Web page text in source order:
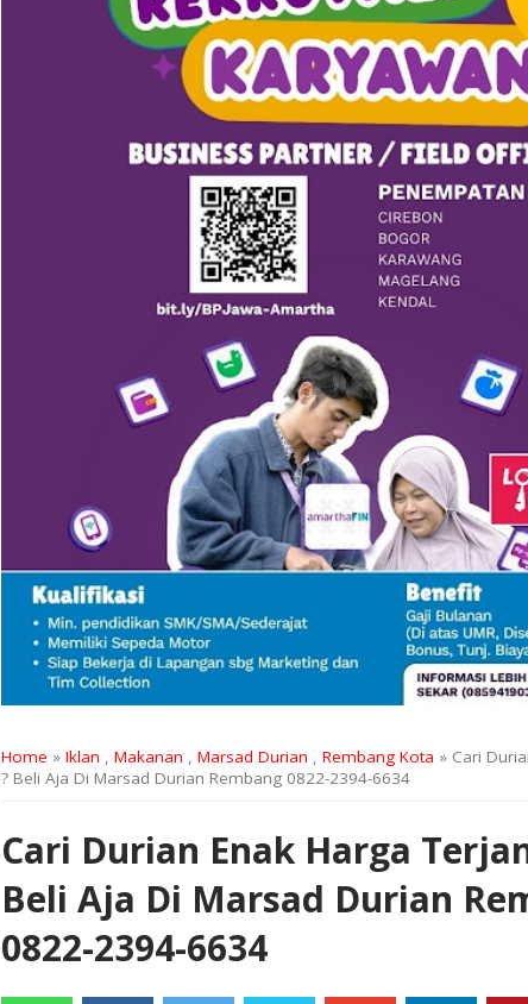
Home » Iklan , Makanan , Marsad Durian , Rembang Kota » Cari
? Beli Aja Di Marsad Durian Rembang 0822-2394-6634
Cari Durian Enak Harga
Beli Aja Di Marsad Durian
0822-2394-6634